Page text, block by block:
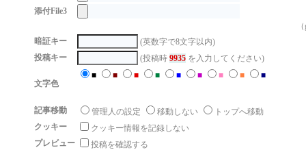
添付File3
暗証キー
(英数字で8文字以内)
投稿キー
(投稿時 9935 を入力してください)
文字色
■ ■ ■ ■ ■ ■ ■ ■ ■
記事移動 管理人の設定 移動しない
トップへ移動
クッキー
クッキー情報を記録しない
プレビュー
投稿を確認する